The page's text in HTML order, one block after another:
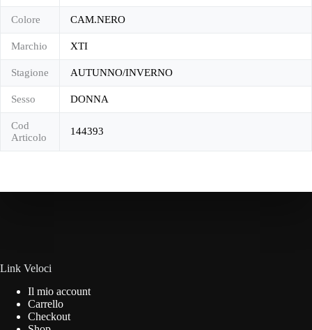
Colore CAM.NERO
Marchio XTI
Stagione AUTUNNO/INVERNO
Sesso DONNA
Cod
Articolo
144393
Link Veloci
Il mio account
Carrello
Checkout